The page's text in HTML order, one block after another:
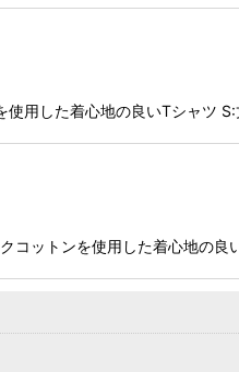
使用した着心地の良いTシャツ
コットンを使用した着心地の